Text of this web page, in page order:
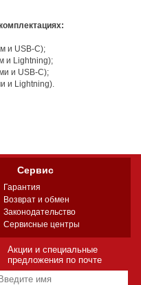
и USB-C);
и Lightning);
и USB-C);
и Lightning).
Сервис
Гарантия
Возврат и обмен
Законодательство
Сервисные центры
Акции и специальные
предложения по почте